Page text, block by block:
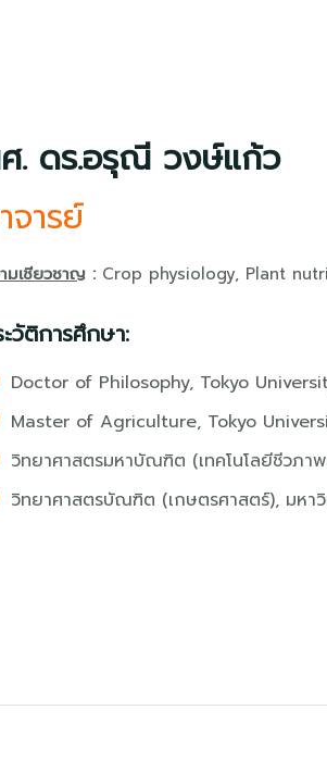
. ดร.อรุณี วงษ์แก้ว
จารย์
มเชียวชาญ : Crop physiology, Plant
วัติการศึกษา:
Doctor of Philosophy, Tokyo
Master of Agriculture, Tokyo
วิทยาศาสตรมหาบัณฑิต (เทคโนโลยีชีวภา
วิทยาศาสตรบัณฑิต (เกษตรศาสตร์), มหา